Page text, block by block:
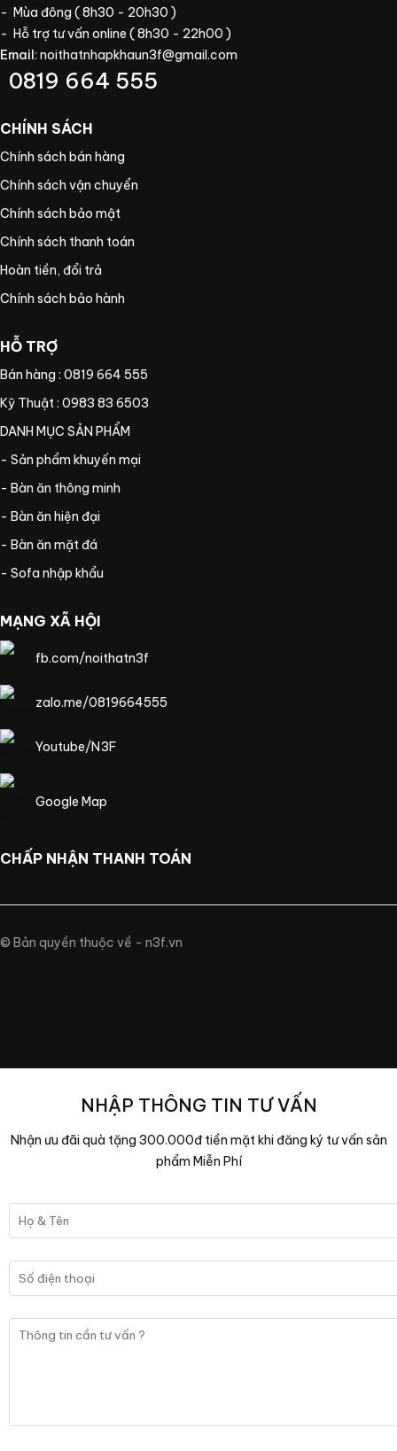
- Mùa đông ( 8h30 - 20h30 )
- Hỗ trợ tư vấn online ( 8h30 - 22h00 )
Email: noithatnhapkhaun3f@gmail.com
0819 664 555
CHÍNH SÁCH
Chính sách bán hàng
Chính sách vận chuyển
Chính sách bảo mật
Chính sách thanh toán
Hoàn tiền, đổi trả
Chính sách bảo hành
HỖ TRỢ
Bán hàng : 0819 664 555
Kỹ Thuật : 0983 83 6503
DANH MỤC SẢN PHẨM
- Sản phẩm khuyến mại
- Bàn ăn thông minh
- Bàn ăn hiện đại
- Bàn ăn mặt đá
- Sofa nhập khẩu
MẠNG XÃ HỘI
fb.com/noithatn3f
zalo.me/0819664555
Youtube/N3F
Google Map
CHẤP NHẬN THANH TOÁN
© Bản quyền thuộc về - n3f.vn
NHẬP THÔNG TIN TƯ VẤN
Nhận ưu đãi quà tặng 300.000đ tiền mặt khi đăng ký tư vấn sản
phẩm Miễn Phí